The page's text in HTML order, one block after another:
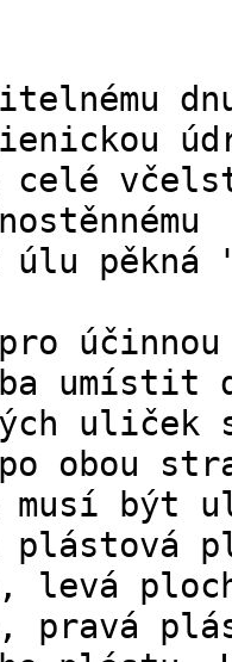
úlu
umístit
uliček
obou
musí být
levá
pravá